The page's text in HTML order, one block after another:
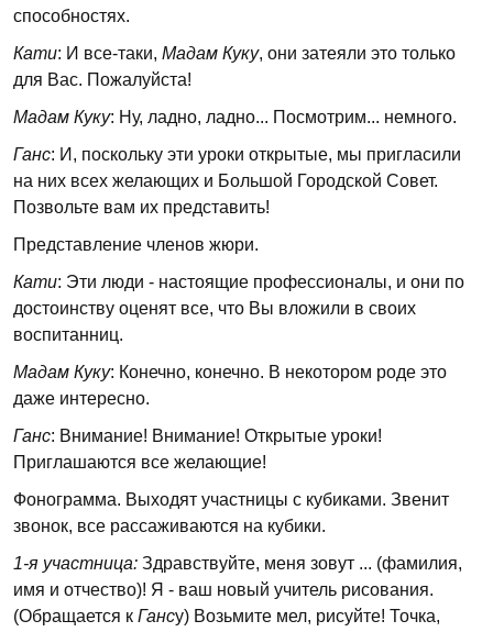
способностях.
Кати: И все-таки, Мадам Куку, они затеяли это только
для Вас. Пожалуйста!
Мадам Куку: Ну, ладно, ладно... Посмотрим... немного.
Ганс: И, поскольку эти уроки открытые, мы пригласили
на них всех желающих и Большой Городской Совет.
Позвольте вам их представить!
Представление членов жюри.
Кати: Эти люди - настоящие профессионалы, и они по
достоинству оценят все, что Вы вложили в своих
воспитанниц.
Мадам Куку: Конечно, конечно. В некотором роде это
даже интересно.
Ганс: Внимание! Внимание! Открытые уроки!
Приглашаются все желающие!
Фонограмма. Выходят участницы с кубиками. Звенит
звонок, все рассаживаются на кубики.
1-я участница: Здравствуйте, меня зовут ... (фамилия,
имя и отчество)! Я - ваш новый учитель рисования.
(Обращается к Гансу) Возьмите мел, рисуйте! Точка,